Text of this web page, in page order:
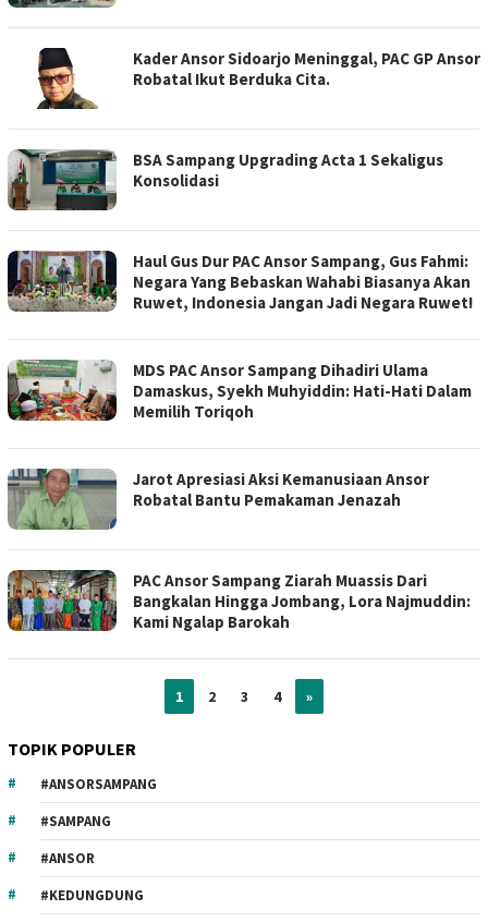
Kader Ansor Sidoarjo Meninggal, PAC GP Ansor
Robatal Ikut Berduka Cita.
BSA Sampang Upgrading Acta 1 Sekaligus
Konsolidasi
Haul Gus Dur PAC Ansor Sampang, Gus Fahmi:
Negara Yang Bebaskan Wahabi Biasanya Akan
Ruwet, Indonesia Jangan Jadi Negara Ruwet!
MDS PAC Ansor Sampang Dihadiri Ulama
Damaskus, Syekh Muhyiddin: Hati-Hati Dalam
Memilih Toriqoh
Jarot Apresiasi Aksi Kemanusiaan Ansor
Robatal Bantu Pemakaman Jenazah
PAC Ansor Sampang Ziarah Muassis Dari
Bangkalan Hingga Jombang, Lora Najmuddin:
Kami Ngalap Barokah
1 2 3 4 »
TOPIK POPULER
#ANSORSAMPANG
#SAMPANG
#ANSOR
#KEDUNGDUNG